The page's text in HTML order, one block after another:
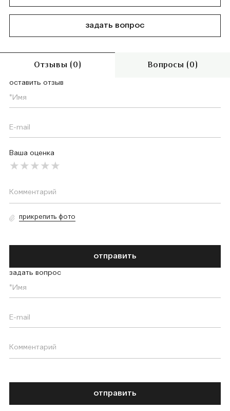
задать вопрос
Отзывы (0) Вопросы (0)
оставить отзыв
Ваша оценка
прикрепить фото
отправить
задать вопрос
отправить